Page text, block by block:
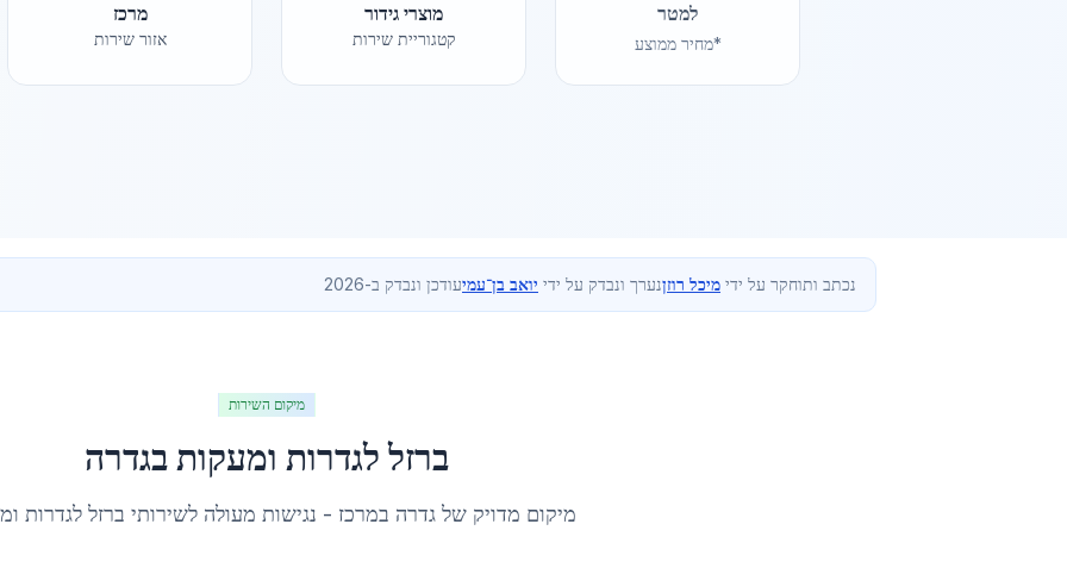
למטר
*מחיר ממוצע
מוצרי גידור
קטגוריית שירות
מרכז
אזור שירות
נכתב ותוחקר על ידי מיכל רוזןנערך ונבדק על ידי יואב בן־עמיעודכן ונבדק ב-2026
מיקום השירות
ברזל לגדרות ומעקות בגדרה
מיקום מדויק של גדרה במרכז - נגישות מעולה לשירותי ברזל לגדרות